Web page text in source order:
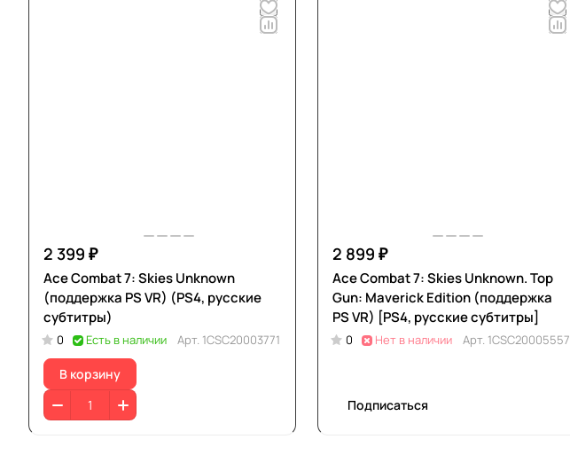
2 399 ₽
Ace Combat 7: Skies Unknown
(поддержка PS VR) (PS4, русские
субтитры)
0 Есть в наличии Арт. 1CSC20003771
В корзину
2 899 ₽
Ace Combat 7: Skies Unknown. Top
Gun: Maverick Edition (поддержка
PS VR) [PS4, русские субтитры]
0 Нет в наличии Арт. 1CSC20005557
Подписаться